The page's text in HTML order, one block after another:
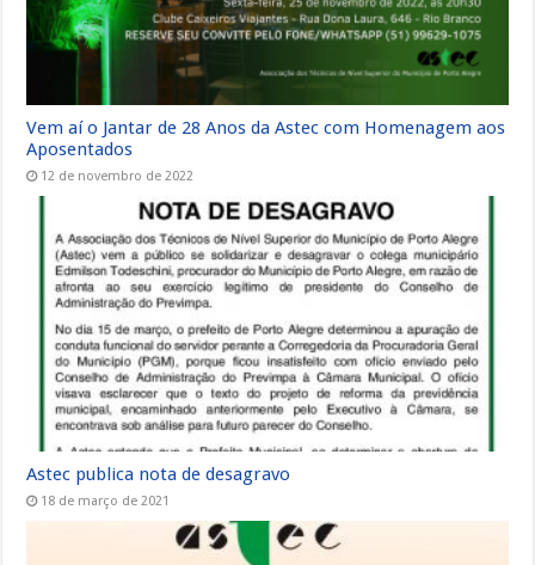
Vem aí o Jantar de 28 Anos da Astec com Homenagem aos
Aposentados
12 de novembro de 2022
Astec publica nota de desagravo
18 de março de 2021